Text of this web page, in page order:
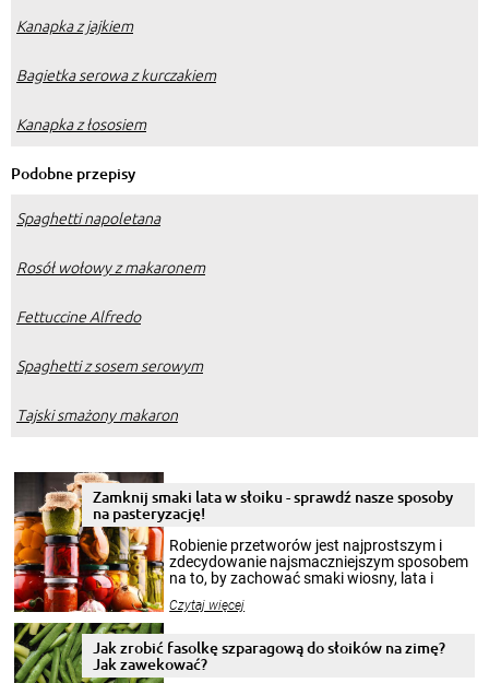
Kanapka z jajkiem
Bagietka serowa z kurczakiem
Kanapka z łososiem
Podobne przepisy
Spaghetti napoletana
Rosół wołowy z makaronem
Fettuccine Alfredo
Spaghetti z sosem serowym
Tajski smażony makaron
Zamknij smaki lata w słoiku - sprawdź nasze sposoby
na pasteryzację!
Robienie przetworów jest najprostszym i
zdecydowanie najsmaczniejszym sposobem
na to, by zachować smaki wiosny, lata i
krajobrazów, by cieszyć nimi oko w sezonie
pełni poczuć atmosferę cieplejszych
miesięcy. Przygotowanie słoików ze
Czytaj więcej
Jak zrobić fasolkę szparagową do słoików na zimę?
Jak zawekować?